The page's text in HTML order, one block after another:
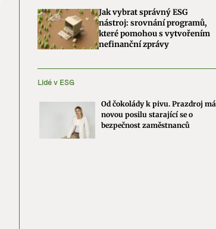
Jak vybrat správný ESG
nástroj: srovnání programů,
které pomohou s vytvořením
nefinanční zprávy
Lidé v ESG
Od čokolády k pivu. Prazdroj má
novou posilu starající se o
bezpečnost zaměstnanců